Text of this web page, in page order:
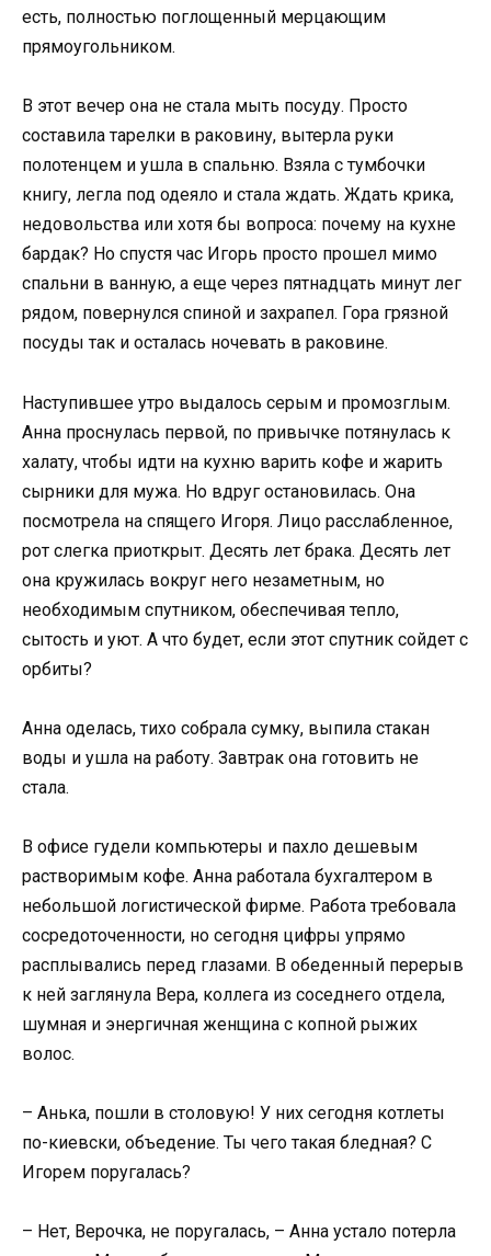
есть, полностью поглощенный мерцающим
прямоугольником.
В этот вечер она не стала мыть посуду. Просто
составила тарелки в раковину, вытерла руки
полотенцем и ушла в спальню. Взяла с тумбочки
книгу, легла под одеяло и стала ждать. Ждать крика,
недовольства или хотя бы вопроса: почему на кухне
бардак? Но спустя час Игорь просто прошел мимо
спальни в ванную, а еще через пятнадцать минут лег
рядом, повернулся спиной и захрапел. Гора грязной
посуды так и осталась ночевать в раковине.
Наступившее утро выдалось серым и промозглым.
Анна проснулась первой, по привычке потянулась к
халату, чтобы идти на кухню варить кофе и жарить
сырники для мужа. Но вдруг остановилась. Она
посмотрела на спящего Игоря. Лицо расслабленное,
рот слегка приоткрыт. Десять лет брака. Десять лет
она кружилась вокруг него незаметным, но
необходимым спутником, обеспечивая тепло,
сытость и уют. А что будет, если этот спутник сойдет с
орбиты?
Анна оделась, тихо собрала сумку, выпила стакан
воды и ушла на работу. Завтрак она готовить не
стала.
В офисе гудели компьютеры и пахло дешевым
растворимым кофе. Анна работала бухгалтером в
небольшой логистической фирме. Работа требовала
сосредоточенности, но сегодня цифры упрямо
расплывались перед глазами. В обеденный перерыв
к ней заглянула Вера, коллега из соседнего отдела,
шумная и энергичная женщина с копной рыжих
волос.
– Анька, пошли в столовую! У них сегодня котлеты
по-киевски, объедение. Ты чего такая бледная? С
Игорем поругалась?
– Нет, Верочка, не поругалась, – Анна устало потерла